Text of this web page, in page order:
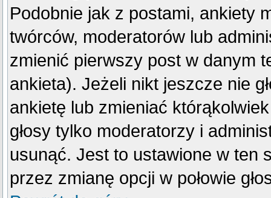
Podobnie jak z postami, ankiety
twórców, moderatorów lub
zmienić pierwszy post w danym
ankieta). Jeżeli nikt jeszcze nie
ankietę lub zmieniać
głosy tylko moderatorzy i
usunąć. Jest to ustawione w ten
przez zmianę opcji w połowie